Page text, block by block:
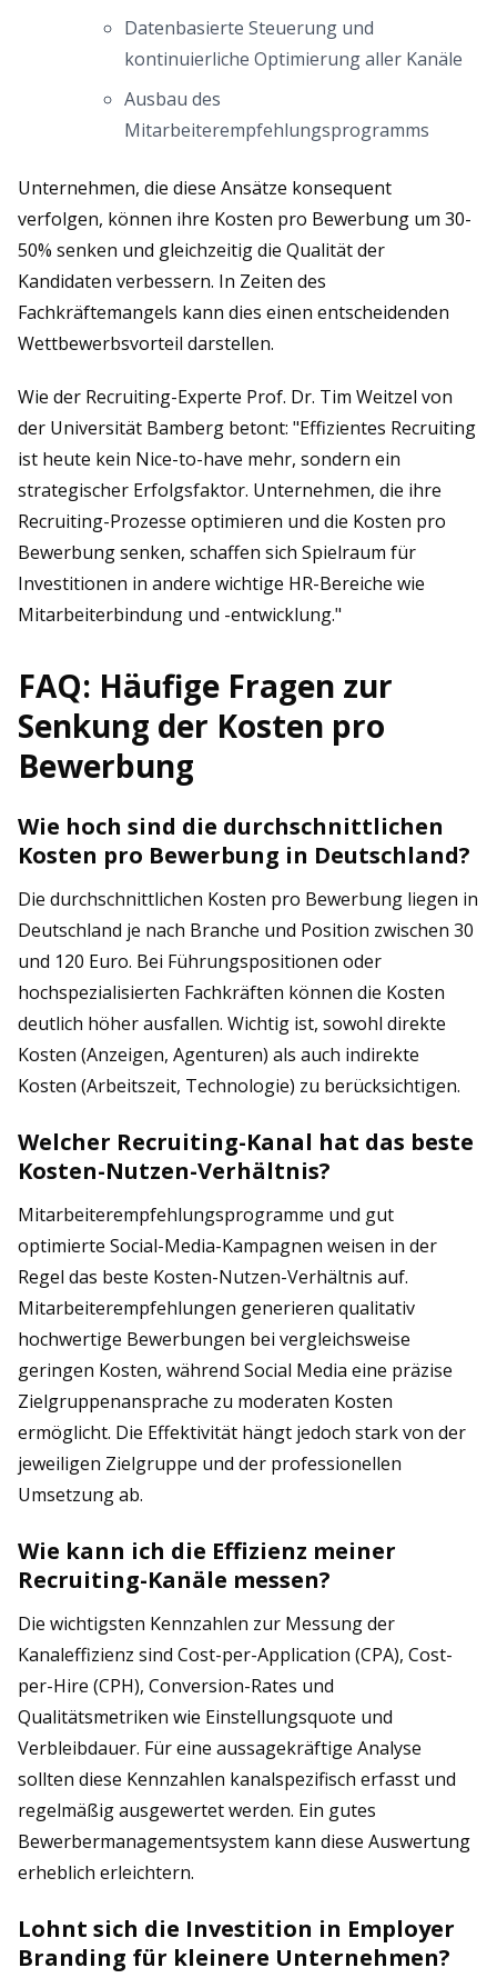
Datenbasierte Steuerung und
kontinuierliche Optimierung aller Kanäle
Ausbau des
Mitarbeiterempfehlungsprogramms
Unternehmen, die diese Ansätze konsequent
verfolgen, können ihre Kosten pro Bewerbung um 30-
50% senken und gleichzeitig die Qualität der
Kandidaten verbessern. In Zeiten des
Fachkräftemangels kann dies einen entscheidenden
Wettbewerbsvorteil darstellen.
Wie der Recruiting-Experte Prof. Dr. Tim Weitzel von
der Universität Bamberg betont: "Effizientes Recruiting
ist heute kein Nice-to-have mehr, sondern ein
strategischer Erfolgsfaktor. Unternehmen, die ihre
Recruiting-Prozesse optimieren und die Kosten pro
Bewerbung senken, schaffen sich Spielraum für
Investitionen in andere wichtige HR-Bereiche wie
Mitarbeiterbindung und -entwicklung."
FAQ: Häufige Fragen zur
Senkung der Kosten pro
Bewerbung
Wie hoch sind die durchschnittlichen
Kosten pro Bewerbung in Deutschland?
Die durchschnittlichen Kosten pro Bewerbung liegen in
Deutschland je nach Branche und Position zwischen 30
und 120 Euro. Bei Führungspositionen oder
hochspezialisierten Fachkräften können die Kosten
deutlich höher ausfallen. Wichtig ist, sowohl direkte
Kosten (Anzeigen, Agenturen) als auch indirekte
Kosten (Arbeitszeit, Technologie) zu berücksichtigen.
Welcher Recruiting-Kanal hat das beste
Kosten-Nutzen-Verhältnis?
Mitarbeiterempfehlungsprogramme und gut
optimierte Social-Media-Kampagnen weisen in der
Regel das beste Kosten-Nutzen-Verhältnis auf.
Mitarbeiterempfehlungen generieren qualitativ
hochwertige Bewerbungen bei vergleichsweise
geringen Kosten, während Social Media eine präzise
Zielgruppenansprache zu moderaten Kosten
ermöglicht. Die Effektivität hängt jedoch stark von der
jeweiligen Zielgruppe und der professionellen
Umsetzung ab.
Wie kann ich die Effizienz meiner
Recruiting-Kanäle messen?
Die wichtigsten Kennzahlen zur Messung der
Kanaleffizienz sind Cost-per-Application (CPA), Cost-
per-Hire (CPH), Conversion-Rates und
Qualitätsmetriken wie Einstellungsquote und
Verbleibdauer. Für eine aussagekräftige Analyse
sollten diese Kennzahlen kanalspezifisch erfasst und
regelmäßig ausgewertet werden. Ein gutes
Bewerbermanagementsystem kann diese Auswertung
erheblich erleichtern.
Lohnt sich die Investition in Employer
Branding für kleinere Unternehmen?